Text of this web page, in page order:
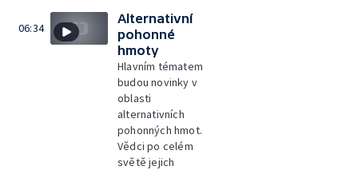
06:34
Alternativní
pohonné
hmoty
Hlavním tématem
budou novinky v
oblasti
alternativních
pohonných hmot.
Vědci po celém
světě jejich